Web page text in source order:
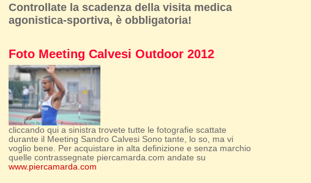
Controllate la scadenza della visita medica
agonistica-sportiva, è obbligatoria!
Foto Meeting Calvesi Outdoor 2012
cliccando qui a sinistra trovete tutte le fotografie scattate
durante il Meeting Sandro Calvesi Sono tante, lo so, ma vi
voglio bene. Per acquistare in alta definizione e senza marchio
quelle contrassegnate piercamarda.com andate su
www.piercamarda.com